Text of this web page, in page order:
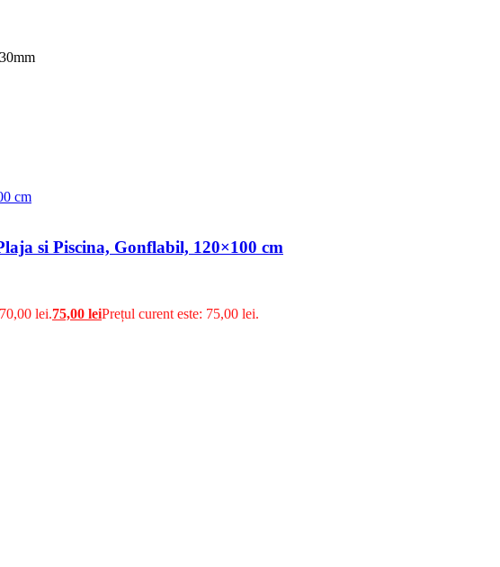
si Piscina, Gonflabil, 120×100 cm
lei.75,00 leiPrețul curent este: 75,00 lei.